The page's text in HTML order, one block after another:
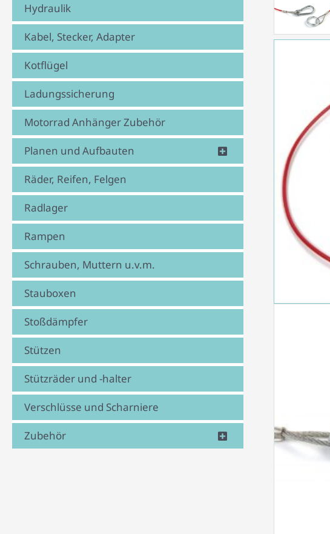
Hydraulik
Kabel, Stecker, Adapter
Kotflügel
Ladungssicherung
Motorrad Anhänger Zubehör
Planen und Aufbauten
Räder, Reifen, Felgen
Radlager
Rampen
Schrauben, Muttern u.v.m.
Stauboxen
Stoßdämpfer
Stützen
Stützräder und -halter
Verschlüsse und Scharniere
Zubehör